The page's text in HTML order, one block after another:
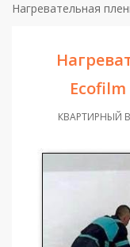
Нагревательная
КВАРТИРНЫЙ